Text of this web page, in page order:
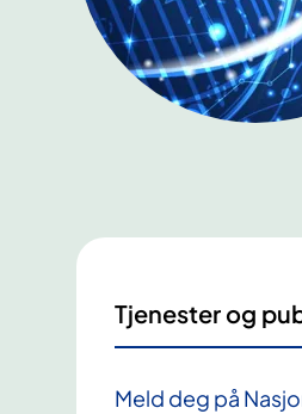
Tjenester og
Meld deg på